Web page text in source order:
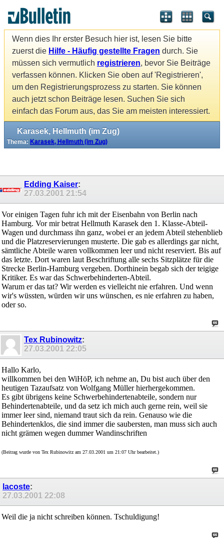
Wenn dies Ihr erster Besuch hier ist, lesen Sie bitte
zuerst die Hilfe - Häufig gestellte Fragen durch. Sie
müssen sich vermutlich registrieren, bevor Sie Beiträge
verfassen können. Klicken Sie oben auf 'Registrieren',
um den Registrierungsprozess zu starten. Sie können
auch jetzt schon Beiträge lesen. Suchen Sie sich
einfach das Forum aus, das Sie am meisten interessiert.
Karasek, Hellmuth (im Zug)
Thema: Karasek, Hellmuth (im Zug)
Edding Kaiser:
27.03.2001 21:54
Vor einigen Tagen fuhr ich mit der Eisenbahn von Berlin nach
Hamburg. Vor mir betrat Hellmuth Karasek den 1. Klasse-Abteil-
Wagen und durchmass ihn ganz, wobei er an jedem Abteil stehenblieb
und die Platzreservierungen musterte. Die gab es allerdings gar nicht,
sämtliche Abteile waren vollkommen leer und nicht reserviert. Bis auf
das letzte. Dort waren laut Beschriftung alle sechs Sitzplätze für die
Strecke Berlin-Hamburg vergeben. Dorthinein begab sich der teigige
Kritiker. Es war das Schwerbehinderten-Abteil.
Warum er das tat? Wir werden es vielleicht nie erfahren. Und wenn
wir's wüssten, würden wir uns wünschen, es nie erfahren zu haben,
oder so.
Tex Rubinowitz:
27.03.2001 22:05
Hallo Karlo,
willkommen bei den WiHöP, ich nehme an, Du bist auch über den
heutigen Tazaufsatz von Wolfgang Müller hierhergekommen.
Es gibt übrigens keine Schwerbehindertenabteile, sondern nur
Behindertenabteile, und da setz ich mich auch gerne rein, weil sie
immer leer sind, niemand traut sich da rein. Genauso wie die
Behindertenklos, die sind immer die saubersten, man muss sich auch
nicht grämen wegen dummer Wandinschriften
(Beitrag wurde von Tex Rubinowitz am 27.03.2001 um 21:07 Uhr bearbeitet.)
lacoste:
27.03.2001 22:08
Weil die ja nicht schreiben können. Tschuldigung!